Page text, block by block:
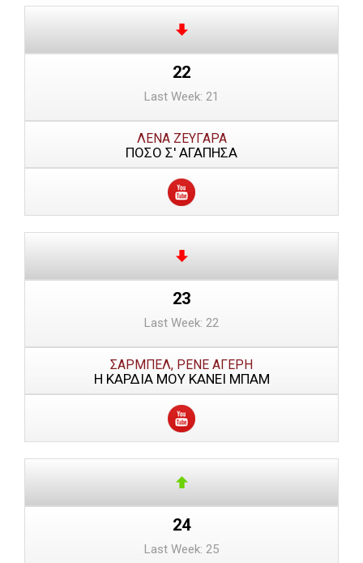
22
Last Week: 21
ΛΕΝΑ ΖΕΥΓΑΡΑ
ΠΟΣΟ Σ' ΑΓΑΠΗΣΑ
23
Last Week: 22
ΣΑΡΜΠΕΛ, ΡΕΝΕ ΑΓΕΡΗ
Η ΚΑΡΔΙΑ ΜΟΥ ΚΑΝΕΙ ΜΠΑΜ
24
Last Week: 25